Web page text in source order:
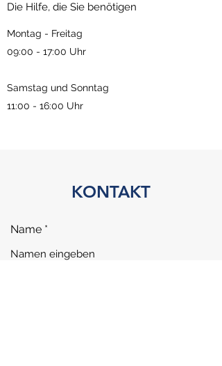
Die Hilfe, die Sie benötigen
Montag - Freitag
09:00 - 17:00 Uhr
Samstag und Sonntag
11:00 - 16:00 Uhr
KONTAKT
Name